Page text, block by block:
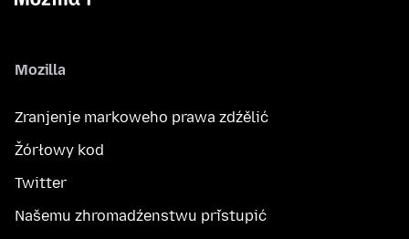
Mozilla
Zranjenje markoweho prawa zdźělić
Žórłowy kod
Twitter
Našemu zhromadźenstwu přistupić